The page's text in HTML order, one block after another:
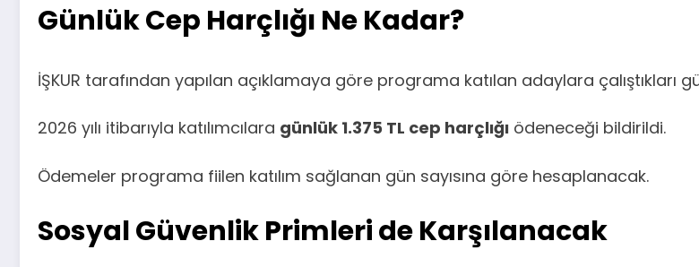
Günlük Cep Harçlığı Ne Kadar?
İŞKUR tarafından yapılan açıklamaya göre programa katılan adaylara çalıştıkları
2026 yılı itibarıyla katılımcılara günlük 1.375 TL cep harçlığı ödeneceği bildirildi.
Ödemeler programa fiilen katılım sağlanan gün sayısına göre hesaplanacak.
Sosyal Güvenlik Primleri de Karşılanacak